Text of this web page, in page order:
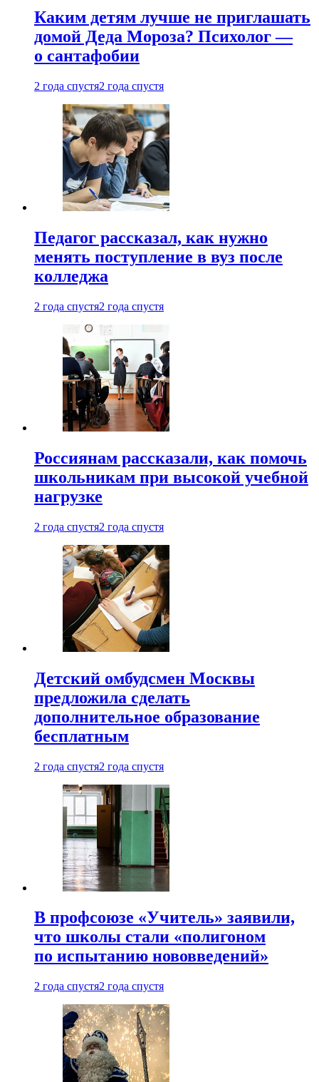
Каким детям лучше не приглашать
домой Деда Мороза? Психолог —
о сантафобии
2 года спустя2 года спустя
Педагог рассказал, как нужно
менять поступление в вуз после
колледжа
2 года спустя2 года спустя
Россиянам рассказали, как помочь
школьникам при высокой учебной
нагрузке
2 года спустя2 года спустя
Детский омбудсмен Москвы
предложила сделать
дополнительное образование
бесплатным
2 года спустя2 года спустя
В профсоюзе «Учитель» заявили,
что школы стали «полигоном
по испытанию нововведений»
2 года спустя2 года спустя